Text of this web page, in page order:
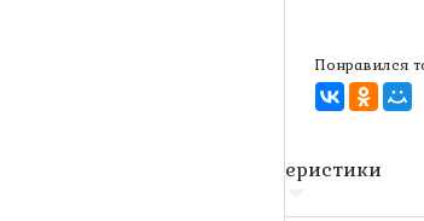
Понравился
Характеристики